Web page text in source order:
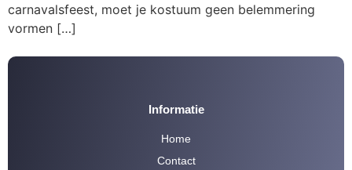
carnavalsfeest, moet je kostuum geen belemmering
vormen […]
Informatie
Home
Contact